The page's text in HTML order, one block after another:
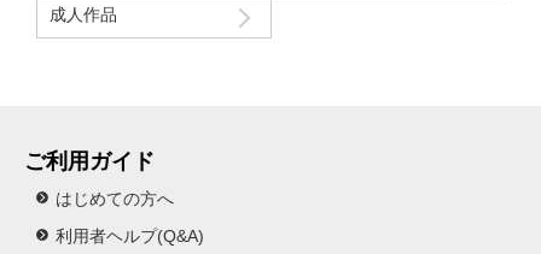
成人作品
ご利用ガイド
はじめての方へ
利用者ヘルプ(Q&A)